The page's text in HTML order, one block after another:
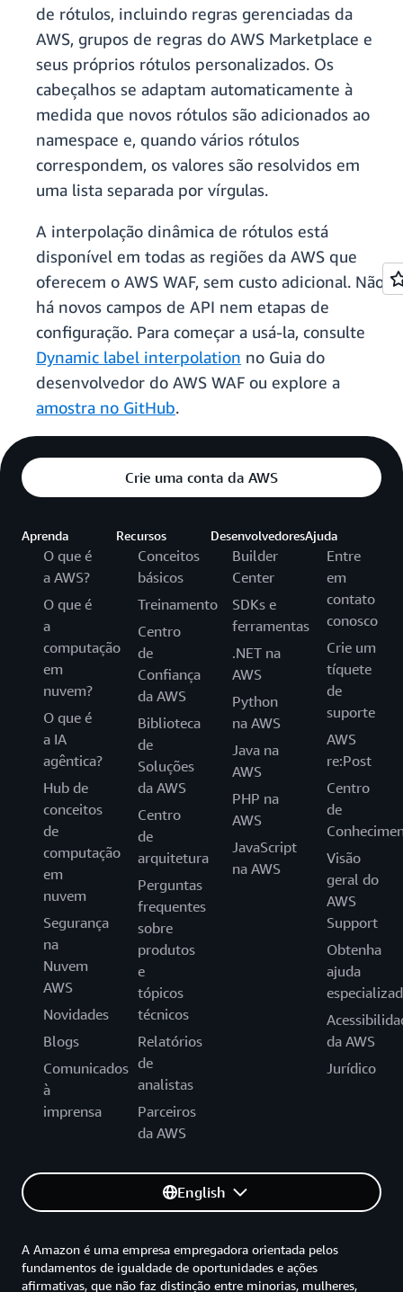
de rótulos, incluindo regras gerenciadas da
AWS, grupos de regras do AWS Marketplace e
seus próprios rótulos personalizados. Os
cabeçalhos se adaptam automaticamente à
medida que novos rótulos são adicionados ao
namespace e, quando vários rótulos
correspondem, os valores são resolvidos em
uma lista separada por vírgulas.
A interpolação dinâmica de rótulos está
disponível em todas as regiões da AWS que
oferecem o AWS WAF, sem custo adicional. Não
há novos campos de API nem etapas de
configuração. Para começar a usá-la, consulte
Dynamic label interpolation no Guia do
desenvolvedor do AWS WAF ou explore a
amostra no GitHub.
Crie uma conta da AWS
Aprenda
O que é
a AWS?
O que é
a
computação
em
nuvem?
O que é
a IA
agêntica?
Hub de
conceitos
de
computação
em
nuvem
Segurança
na
Nuvem
AWS
Novidades
Blogs
Comunicados
à
imprensa
Recursos
Conceitos
básicos
Treinamento
Centro
de
Confiança
da AWS
Biblioteca
de
Soluções
da AWS
Centro
de
arquitetura
Perguntas
frequentes
sobre
produtos
e
tópicos
técnicos
Relatórios
de
analistas
Parceiros
da AWS
Desenvolvedores
Builder
Center
SDKs e
ferramentas
.NET na
AWS
Python
na AWS
Java na
AWS
PHP na
AWS
JavaScript
na AWS
Ajuda
Entre
em
contato
conosco
Crie um
tíquete
de
suporte
AWS
re:Post
Centro
de
Visão
geral do
AWS
Support
Obtenha
ajuda
da AWS
Jurídico
English
A Amazon é uma empresa empregadora orientada pelos
fundamentos de igualdade de oportunidades e ações
afirmativas, que não faz distinção entre minorias, mulheres,